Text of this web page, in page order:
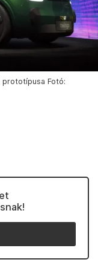
prototípusa Fotó: